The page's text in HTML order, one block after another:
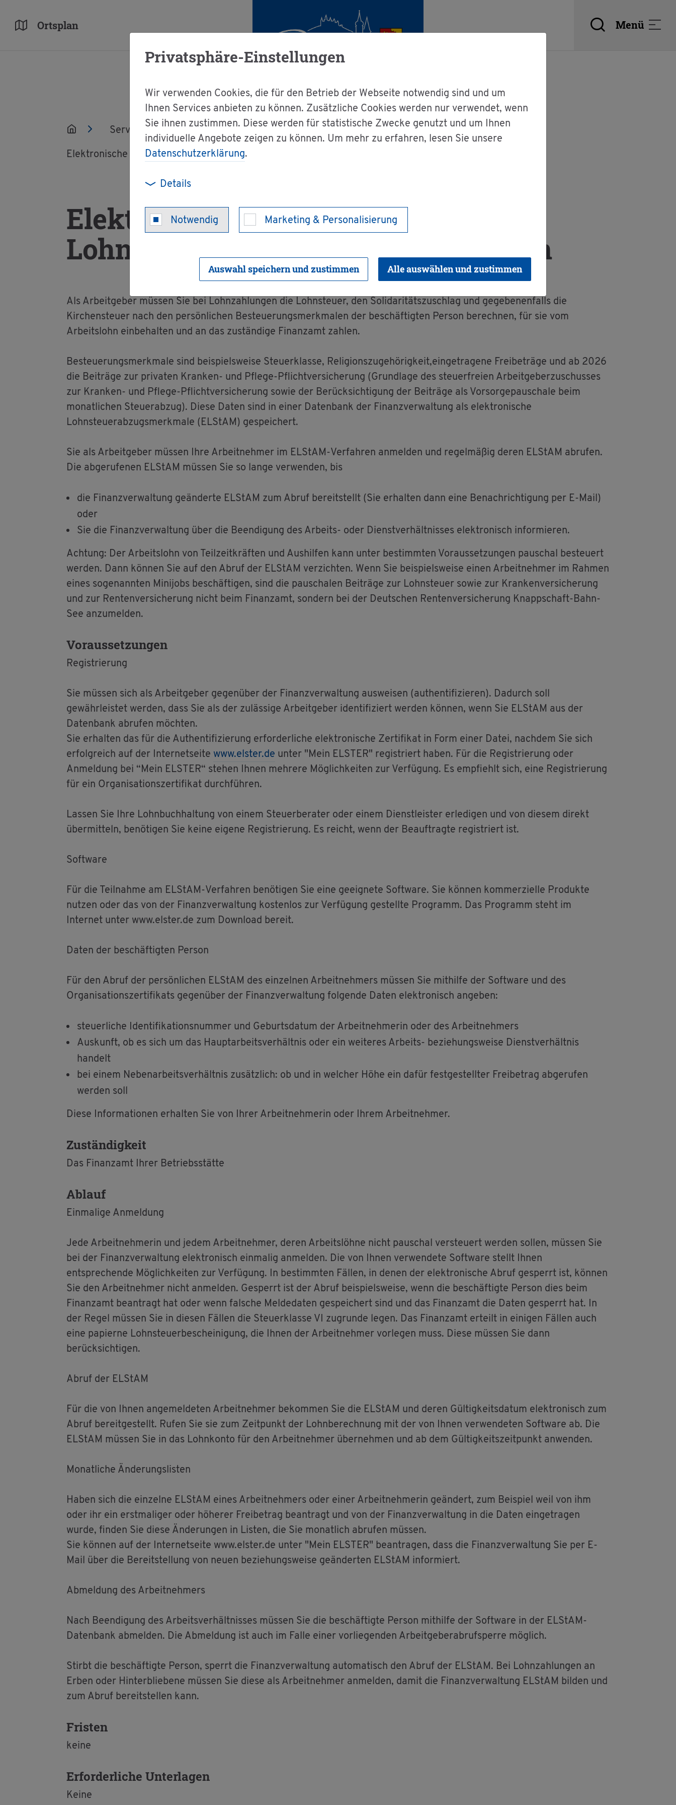
Privatsphäre-Einstellungen
Wir verwenden Cookies, die für den Betrieb der Webseite notwendig sind und um
Ihnen Services anbieten zu können. Zusätzliche Cookies werden nur verwendet, wenn
Sie ihnen zustimmen. Diese werden für statistische Zwecke genutzt und um Ihnen
individuelle Angebote zeigen zu können. Um mehr zu erfahren, lesen Sie unsere
Datenschutzerklärung.
Details
Notwendig Marketing & Personalisierung
Auswahl speichern und zustimmen Alle auswählen und zustimmen
Orts­plan Menü
Ser­vice Dienst­leis­tun­gen A-Z
Elek­tro­ni­sche Lohn­steu­er­ab­zugs­merk­ma­le ab­ru­fen
Elek­tro­ni­sche
Lohn­steu­er­ab­zugs­merk­ma­le ab­ru­fen
Als Ar­beit­ge­ber müs­sen Sie bei Lohn­zah­lun­gen die Lohn­steu­er, den So­li­da­ri­täts­zu­schlag und ge­ge­be­nen­falls die
Kir­chen­steu­er nach den per­sön­li­chen Be­steue­rungs­merk­ma­len der be­schäf­tig­ten Per­son be­rech­nen, für sie vom
Ar­beits­lohn ein­be­hal­ten und an das zu­stän­di­ge Fi­nanz­amt zah­len.
Be­steue­rungs­merk­ma­le sind bei­spiels­wei­se Steu­er­klas­se, Re­li­gi­ons­zu­ge­hö­rig­keit,ein­ge­tra­ge­ne Frei­be­trä­ge und ab 2026
die Bei­trä­ge zur pri­va­ten Kran­ken- und Pfle­ge-Pflicht­ver­si­che­rung (Grund­la­ge des steu­er­frei­en Ar­beit­ge­ber­zu­schus­ses
zur Kran­ken- und Pfle­ge-Pflicht­ver­si­che­rung sowie der Be­rück­sich­ti­gung der Bei­trä­ge als Vor­sor­ge­pau­scha­le beim
mo­nat­li­chen Steu­er­ab­zug). Diese Daten sind in einer Da­ten­bank der Fi­nanz­ver­wal­tung als elek­tro­ni­sche
Lohn­steu­er­ab­zugs­merk­ma­le (EL­S­tAM) ge­spei­chert.
Sie als Ar­beit­ge­ber müs­sen Ihre Ar­beit­neh­mer im EL­S­tAM-Ver­fah­ren an­mel­den und re­gel­mä­ßig deren EL­S­tAM ab­ru­fen.
Die ab­ge­ru­fe­nen EL­S­tAM müs­sen Sie so lange ver­wen­den, bis
die Fi­nanz­ver­wal­tung ge­än­der­te EL­S­tAM zum Abruf be­reit­stellt (Sie er­hal­ten dann eine Be­nach­rich­ti­gung per E-Mail)
oder
Sie die Fi­nanz­ver­wal­tung über die Be­en­di­gung des Ar­beits- oder Dienst­ver­hält­nis­ses elek­tro­nisch in­for­mie­ren.
Ach­tung: Der Ar­beits­lohn von Teil­zeit­kräf­ten und Aus­hil­fen kann unter be­stimm­ten Vor­aus­set­zun­gen pau­schal be­steu­ert
wer­den. Dann kön­nen Sie auf den Abruf der EL­S­tAM ver­zich­ten. Wenn Sie bei­spiels­wei­se einen Ar­beit­neh­mer im Rah­men
eines so­ge­nann­ten Mi­ni­jobs be­schäf­ti­gen, sind die pau­scha­len Bei­trä­ge zur Lohn­steu­er sowie zur Kran­ken­ver­si­che­rung
und zur Ren­ten­ver­si­che­rung nicht beim Fi­nanz­amt, son­dern bei der Deut­schen Ren­ten­ver­si­che­rung Knapp­schaft-Bahn-
See an­zu­mel­den.
Vor­aus­set­zun­gen
Re­gis­trie­rung
Sie müs­sen sich als Ar­beit­ge­ber ge­gen­über der Fi­nanz­ver­wal­tung aus­wei­sen (au­then­ti­fi­zie­ren). Da­durch soll
ge­währ­leis­tet wer­den, dass Sie als der zu­läs­si­ge Ar­beit­ge­ber iden­ti­fi­ziert wer­den kön­nen, wenn Sie EL­S­tAM aus der
Da­ten­bank ab­ru­fen möch­ten.
Sie er­hal­ten das für die Au­then­ti­fi­zie­rung er­for­der­li­che elek­tro­ni­sche Zer­ti­fi­kat in Form einer Datei, nach­dem Sie sich
er­folg­reich auf der In­ter­net­sei­te www.​elster.​de unter "Mein ELS­TER" re­gis­triert haben. Für die Re­gis­trie­rung oder
An­mel­dung bei “Mein ELS­TER“ ste­hen Ihnen meh­re­re Mög­lich­kei­ten zur Ver­fü­gung. Es emp­fiehlt sich, eine Re­gis­trie­rung
für ein Or­ga­ni­sa­ti­ons­zer­ti­fi­kat durch­füh­ren.
Las­sen Sie Ihre Lohn­buch­hal­tung von einem Steu­er­be­ra­ter oder einem Dienst­leis­ter er­le­di­gen und von die­sem di­rekt
über­mit­teln, be­nö­ti­gen Sie keine ei­ge­ne Re­gis­trie­rung. Es reicht, wenn der Be­auf­trag­te re­gis­triert ist.
Soft­ware
Für die Teil­nah­me am EL­S­tAM-Ver­fah­ren be­nö­ti­gen Sie eine ge­eig­ne­te Soft­ware. Sie kön­nen kom­mer­zi­el­le Pro­duk­te
nut­zen oder das von der Fi­nanz­ver­wal­tung kos­ten­los zur Ver­fü­gung ge­stell­te Pro­gramm. Das Pro­gramm steht im
In­ter­net unter www.​elster.​de zum Down­load be­reit.
Daten der be­schäf­tig­ten Per­son
Für den Abruf der per­sön­li­chen EL­S­tAM des ein­zel­nen Ar­beit­neh­mers müs­sen Sie mit­hil­fe der Soft­ware und des
Or­ga­ni­sa­ti­ons­zer­ti­fi­kats ge­gen­über der Fi­nanz­ver­wal­tung fol­gen­de Daten elek­tro­nisch an­ge­ben:
steu­er­li­che Iden­ti­fi­ka­ti­ons­num­mer und Ge­burts­da­tum der Ar­beit­neh­me­rin oder des Ar­beit­neh­mers
Aus­kunft, ob es sich um das Haupt­ar­beits­ver­hält­nis oder ein wei­te­res Ar­beits- be­zie­hungs­wei­se Dienst­ver­hält­nis
han­delt
bei einem Ne­ben­ar­beits­ver­hält­nis zu­sätz­lich: ob und in wel­cher Höhe ein dafür fest­ge­stell­ter Frei­be­trag ab­ge­ru­fen
wer­den soll
Diese In­for­ma­tio­nen er­hal­ten Sie von Ihrer Ar­beit­neh­me­rin oder Ihrem Ar­beit­neh­mer.
Zu­stän­dig­keit
Das Fi­nanz­amt Ihrer Be­triebs­stät­te
Ab­lauf
Ein­ma­li­ge An­mel­dung
Jede Ar­beit­neh­me­rin und jedem Ar­beit­neh­mer, deren Ar­beits­löh­ne nicht pau­schal ver­steu­ert wer­den sol­len, müs­sen Sie
bei der Fi­nanz­ver­wal­tung elek­tro­nisch ein­ma­lig an­mel­den. Die von Ihnen ver­wen­de­te Soft­ware stellt Ihnen
ent­spre­chen­de Mög­lich­kei­ten zur Ver­fü­gung. In be­stimm­ten Fäl­len, in denen der elek­tro­ni­sche Abruf ge­sperrt ist, kön­nen
Sie den Ar­beit­neh­mer nicht an­mel­den. Ge­sperrt ist der Abruf bei­spiels­wei­se, wenn die be­schäf­tig­te Per­son dies beim
Fi­nanz­amt be­an­tragt hat oder wenn fal­sche Mel­de­da­ten ge­spei­chert sind und das Fi­nanz­amt die Daten ge­sperrt hat. In
der Regel müs­sen Sie in die­sen Fäl­len die Steu­er­klas­se VI zu­grun­de legen. Das Fi­nanz­amt er­teilt in ei­ni­gen Fäl­len auch
eine pa­pier­ne Lohn­steu­er­be­schei­ni­gung, die Ihnen der Ar­beit­neh­mer vor­le­gen muss. Diese müs­sen Sie dann
be­rück­sich­ti­gen.
Abruf der EL­S­tAM
Für die von Ihnen an­ge­mel­de­ten Ar­beit­neh­mer be­kom­men Sie die EL­S­tAM und deren Gül­tig­keits­da­tum elek­tro­nisch zum
Abruf be­reit­ge­stellt. Rufen Sie sie zum Zeit­punkt der Lohn­be­rech­nung mit der von Ihnen ver­wen­de­ten Soft­ware ab. Die
EL­S­tAM müs­sen Sie in das Lohn­kon­to für den Ar­beit­neh­mer über­neh­men und ab dem Gül­tig­keits­zeit­punkt an­wen­den.
Mo­nat­li­che Än­de­rungs­lis­ten
Haben sich die ein­zel­ne EL­S­tAM eines Ar­beit­neh­mers oder einer Ar­beit­neh­me­rin ge­än­dert, zum Bei­spiel weil von ihm
oder ihr ein erst­ma­li­ger oder hö­he­rer Frei­be­trag be­an­tragt und von der Fi­nanz­ver­wal­tung in die Daten ein­ge­tra­gen
wurde, fin­den Sie diese Än­de­run­gen in Lis­ten, die Sie mo­nat­lich ab­ru­fen müs­sen.
Sie kön­nen auf der In­ter­net­sei­te www.​elster.​de unter "Mein ELS­TER" be­an­tra­gen, dass die Fi­nanz­ver­wal­tung Sie per E-
Mail über die Be­reit­stel­lung von neuen be­zie­hungs­wei­se ge­än­der­ten EL­S­tAM in­for­miert.
Ab­mel­dung des Ar­beit­neh­mers
Nach Be­en­di­gung des Ar­beits­ver­hält­nis­ses müs­sen Sie die be­schäf­tig­te Per­son mit­hil­fe der Soft­ware in der EL­S­tAM-
Da­ten­bank ab­mel­den. Die Ab­mel­dung ist auch im Falle einer vor­lie­gen­den Ar­beit­ge­be­r­ab­ruf­sper­re mög­lich.
Stirbt die be­schäf­tig­te Per­son, sperrt die Fi­nanz­ver­wal­tung au­to­ma­tisch den Abruf der EL­S­tAM. Bei Lohn­zah­lun­gen an
Erben oder Hin­ter­blie­be­ne müs­sen Sie diese als Ar­beit­neh­mer an­mel­den, damit die Fi­nanz­ver­wal­tung EL­S­tAM bil­den und
zum Abruf be­reit­stel­len kann.
Fris­ten
keine
Er­for­der­li­che Un­ter­la­gen
Keine